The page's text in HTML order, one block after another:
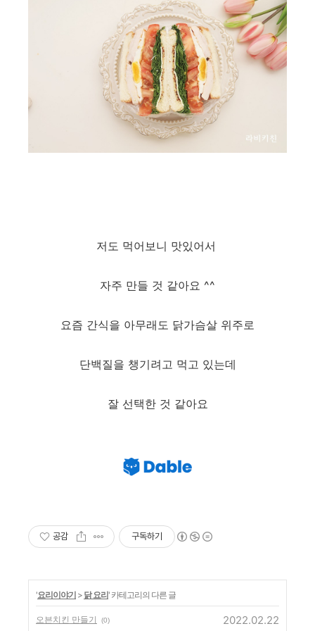
저도 먹어보니 맛있어서
자주 만들 것 같아요 ^^
요즘 간식을 아무래도 닭가슴살 위주로
단백질을 챙기려고 먹고 있는데
잘 선택한 것 같아요
공감 구독하기
'요리이야기 > 닭 요리' 카테고리의 다른 글
오븐치킨 만들기 (0) 2022.02.22